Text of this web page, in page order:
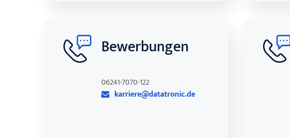
Bewerbungen
06241-7070-122
karriere@datatronic.de